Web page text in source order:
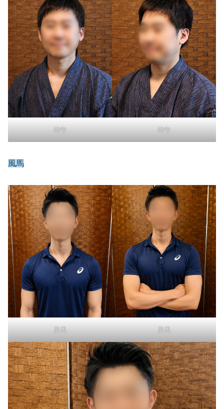
雄壱 雄壱
風馬
風馬 風馬